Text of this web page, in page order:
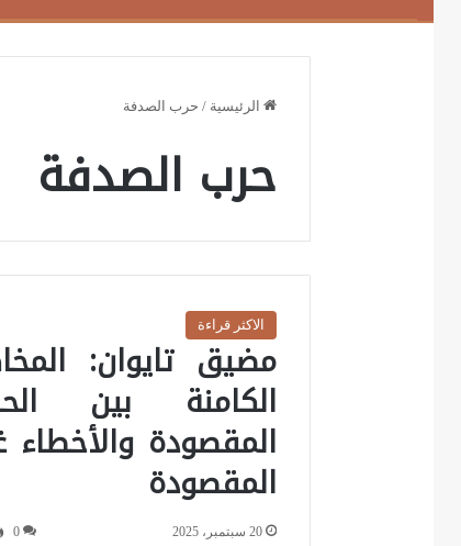
الرئيسية / حرب الصدفة
حرب الصدفة
الاكثر قراءة
مضيق تايوان:
الكامنة بين
المقصودة والأخطاء
المقصودة
20 سبتمبر، 2025 0